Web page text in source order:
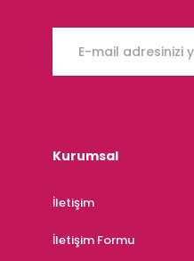
Kurumsal
İletişim
İletişim Formu